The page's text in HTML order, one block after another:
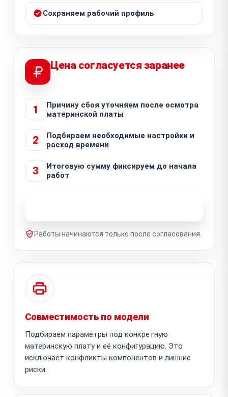
Сохраняем рабочий профиль
Цена согласуется заранее
1
Причину сбоя уточняем после осмотра
материнской платы
2
Подбираем необходимые настройки и
расход времени
3
Итоговую сумму фиксируем до начала
работ
Работы начинаются только после согласования.
Совместимость по модели
Подбираем параметры под конкретную
материнскую плату и её конфигурацию. Это
исключает конфликты компонентов и лишние
риски.